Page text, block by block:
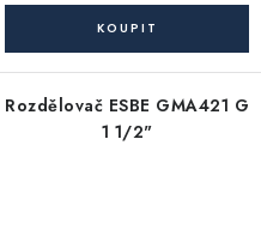
Rozdělovač ESBE GMA421 G
1 1/2"